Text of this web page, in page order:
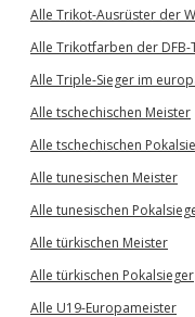
Alle Trikot-Ausrüster der
Alle Trikotfarben der DFB-
Alle Triple-Sieger im
Alle tschechischen Meister
Alle tschechischen
Alle tunesischen Meister
Alle tunesischen
Alle türkischen Meister
Alle türkischen Pokalsieger
Alle U19-Europameister